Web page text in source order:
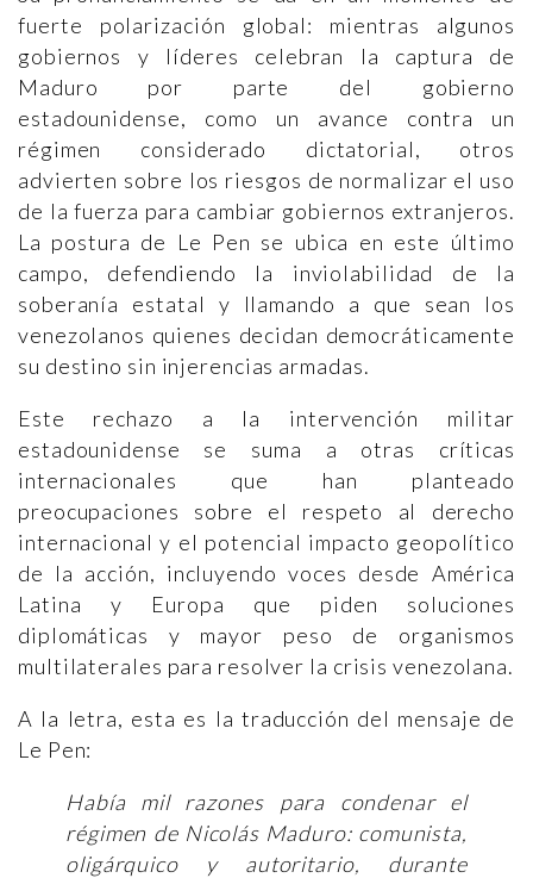
fuerte polarización global: mientras algunos
gobiernos y líderes celebran la captura de
Maduro por parte del gobierno
estadounidense, como un avance contra un
régimen considerado dictatorial, otros
advierten sobre los riesgos de normalizar el uso
de la fuerza para cambiar gobiernos extranjeros.
La postura de Le Pen se ubica en este último
campo, defendiendo la inviolabilidad de la
soberanía estatal y llamando a que sean los
venezolanos quienes decidan democráticamente
su destino sin injerencias armadas.
Este rechazo a la intervención militar
estadounidense se suma a otras críticas
internacionales que han planteado
preocupaciones sobre el respeto al derecho
internacional y el potencial impacto geopolítico
de la acción, incluyendo voces desde América
Latina y Europa que piden soluciones
diplomáticas y mayor peso de organismos
multilaterales para resolver la crisis venezolana.
A la letra, esta es la traducción del mensaje de
Le Pen:
Había mil razones para condenar el
régimen de Nicolás Maduro: comunista,
oligárquico y autoritario, durante